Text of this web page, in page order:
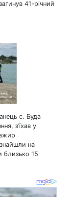
41-річний
с. Буда
з’їхав у
на
близько 15